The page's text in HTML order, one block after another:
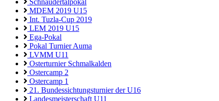
Schnaudertalpokal
MDEM 2019 U15
Int. Tuzla-Cup 2019
LEM 2019 U15
Ega-Pokal
Pokal Turnier Auma
LVMM U11
Osterturnier Schmalkalden
Ostercamp 2
Ostercamp 1
21. Bundessichtungsturnier der U16
Landesmeisterschaft U11